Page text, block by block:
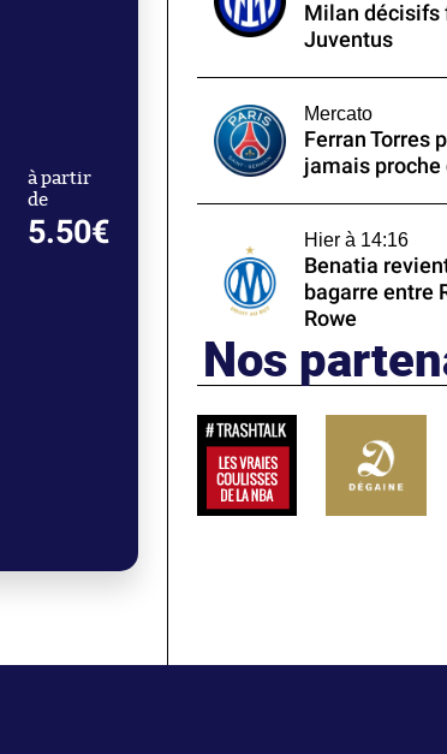
à partir
de
5.50€
Milan décisifs
Juventus
Mercato
Ferran Torres
jamais proche
Hier à 14:16
Benatia
bagarre entre
Rowe
Nos